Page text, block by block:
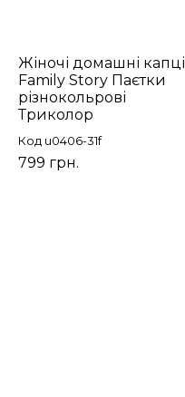
Жіночі домашні капці
Family Story Паєтки
різнокольрові
Триколор
Код u0406-31f
799 грн.